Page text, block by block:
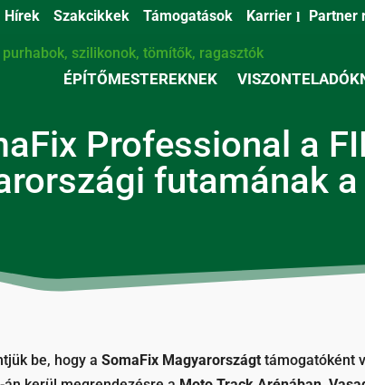
Hírek Szakcikkek Támogatások Karrier Partner
ÉPÍTŐMESTEREKNEK
Professional a
futamának
be, hogy aSomaFix Magyarországt támogatóként